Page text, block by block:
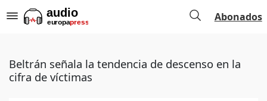
Abonados
Beltrán señala la tendencia de descenso en la
cifra de víctimas